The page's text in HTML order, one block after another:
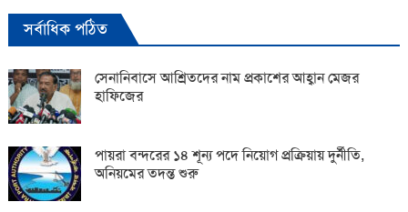
সর্বাধিক পঠিত
সেনানিবাসে আশ্রিতদের নাম প্রকাশের আহ্বান মেজর
হাফিজের
পায়রা বন্দরের ১৪ শূন্য পদে নিয়োগ প্রক্রিয়ায় দুর্নীতি,
অনিয়মের তদন্ত শুরু